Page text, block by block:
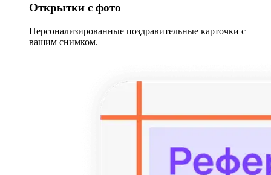
Открытки с фото
Персонализированные поздравительные карточки с
вашим снимком.